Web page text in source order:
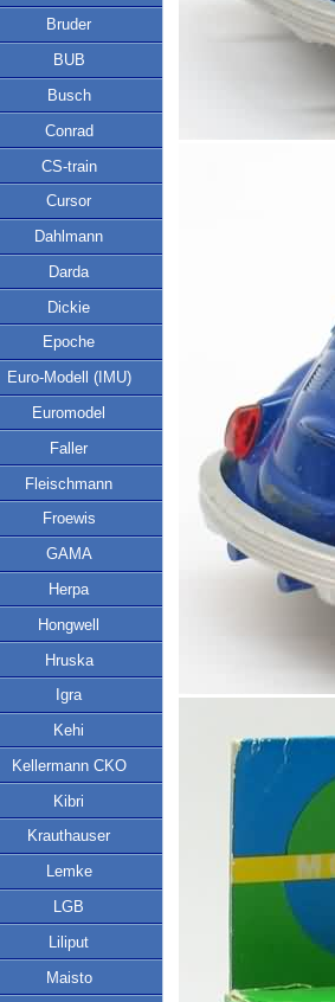
Bruder
BUB
Busch
Conrad
CS-train
Cursor
Dahlmann
Darda
Dickie
Epoche
Euro-Modell (IMU)
Euromodel
Faller
Fleischmann
Froewis
GAMA
Herpa
Hongwell
Hruska
Igra
Kehi
Kellermann CKO
Kibri
Krauthauser
Lemke
LGB
Liliput
Maisto